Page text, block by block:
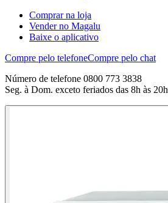
Comprar na loja
Vender no Magalu
Baixe o aplicativo
Compre pelo telefoneCompre pelo chat
Número de telefone 0800 773 3838
Seg. à Dom. exceto feriados das 8h às 20h